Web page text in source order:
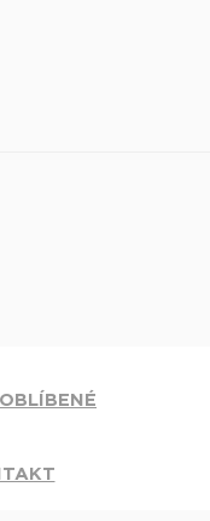
OBLÍBENÉ